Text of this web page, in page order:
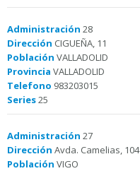
Administración 28
Dirección CIGUEÑA, 11
Población VALLADOLID
Provincia VALLADOLID
Telefono 983203015
Series25
Administración 27
Dirección Avda. Camelias, 104
Población VIGO